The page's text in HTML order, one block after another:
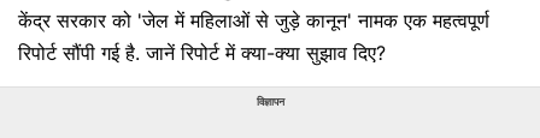
केंद्र सरकार को 'जेल में महिलाओं से जुड़े कानून' नामक एक महत्वपूर्ण
रिपोर्ट सौंपी गई है. जानें र‍िपोर्ट में क्‍या-क्‍या सुझाव द‍िए?
विज्ञापन